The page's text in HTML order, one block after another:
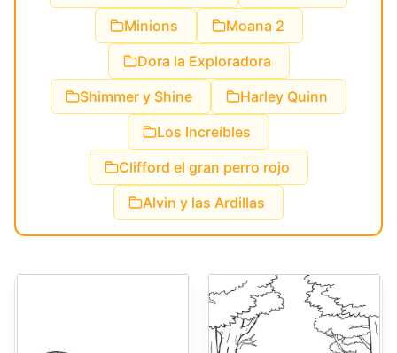
Minions
Moana 2
Dora la Exploradora
Shimmer y Shine
Harley Quinn
Los Increíbles
Clifford el gran perro rojo
Alvin y las Ardillas